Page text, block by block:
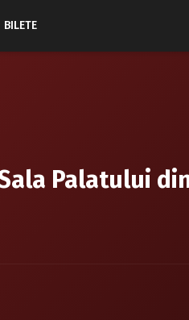
BILETE
Palatului